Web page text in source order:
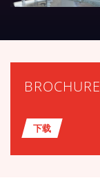
BROCHURE
下载